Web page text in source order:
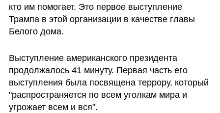
кто им помогает. Это первое выступление
Трампа в этой организации в качестве главы
Белого дома.
Выступление американского президента
продолжалось 41 минуту. Первая часть его
выступления была посвящена террору, который
"распространяется по всем уголкам мира и
угрожает всем и вся".